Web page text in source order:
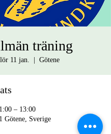
träning
lör 11 jan. Götene
– 13:00
Götene, Sverige